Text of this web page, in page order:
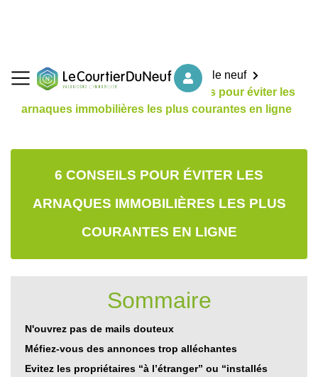
Accueil
Nos conseils d'achat dans le neuf
Choisir l'immobilier neuf
6 conseils pour éviter les
arnaques immobilières les plus courantes en ligne
6 CONSEILS POUR ÉVITER LES
ARNAQUES IMMOBILIÈRES LES PLUS
COURANTES EN LIGNE
Sommaire
N'ouvrez pas de mails douteux
Méfiez-vous des annonces trop alléchantes
Evitez les propriétaires “à l’étranger” ou “installés